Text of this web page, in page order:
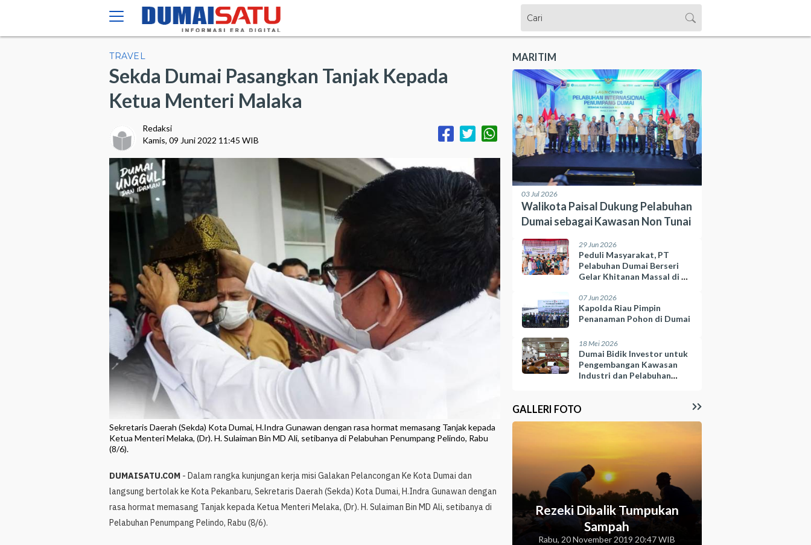
TRAVEL
Sekda Dumai Pasangkan Tanjak Kepada
Ketua Menteri Malaka
Redaksi
Kamis, 09 Juni 2022 11:45 WIB
Sekretaris Daerah (Sekda) Kota Dumai, H.Indra Gunawan dengan rasa hormat memasang Tanjak kepada
Ketua Menteri Melaka, (Dr). H. Sulaiman Bin MD Ali, setibanya di Pelabuhan Penumpang Pelindo, Rabu
(8/6).
DUMAISATU.COM - Dalam rangka kunjungan kerja misi Galakan Pelancongan Ke Kota Dumai dan
langsung bertolak ke Kota Pekanbaru, Sekretaris Daerah (Sekda) Kota Dumai, H.Indra Gunawan dengan
rasa hormat memasang Tanjak kepada Ketua Menteri Melaka, (Dr). H. Sulaiman Bin MD Ali, setibanya di
Pelabuhan Penumpang Pelindo, Rabu (8/6).
MARITIM
03 Jul 2026
Walikota Paisal Dukung Pelabuhan
Dumai sebagai Kawasan Non Tunai
29 Jun 2026
Peduli Masyarakat, PT
Pelabuhan Dumai Berseri
Gelar Khitanan Massal di 10
07 Jun 2026
Kapolda Riau Pimpin
Penanaman Pohon di Dumai
18 Mei 2026
Dumai Bidik Investor untuk
Pengembangan Kawasan
Industri dan Pelabuhan
GALLERI FOTO
Rezeki Dibalik Tumpukan
Sampah
Rabu, 20 November 2019 20:47 WIB